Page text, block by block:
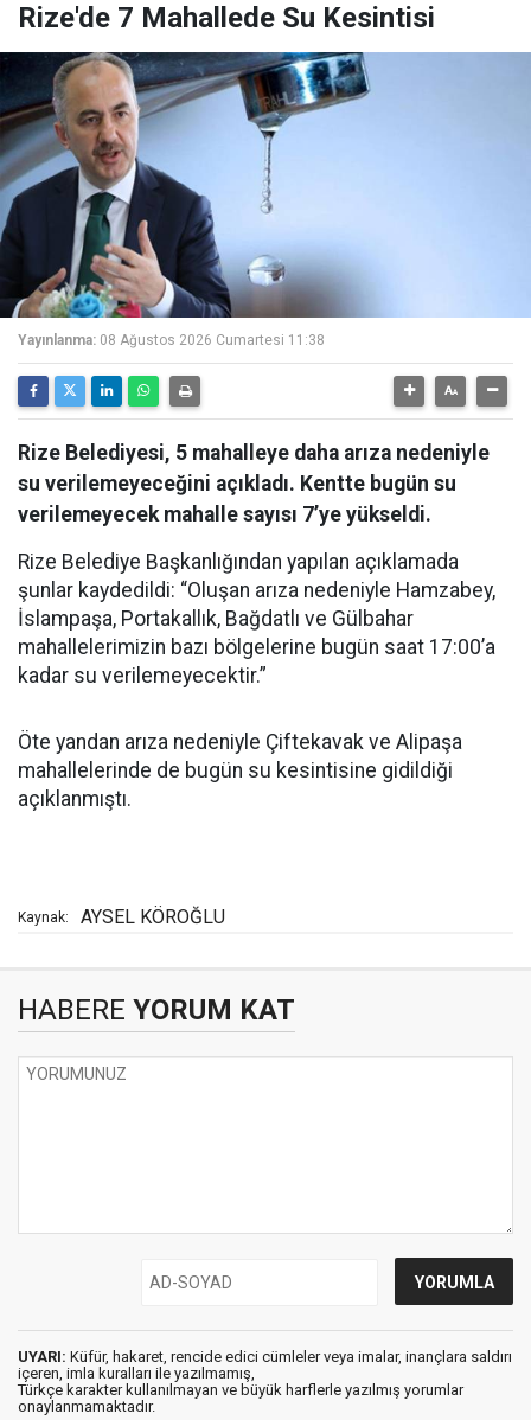
Rize'de 7 Mahallede Su Kesintisi
Yayınlanma: 08 Ağustos 2026 Cumartesi 11:38
Rize Belediyesi, 5 mahalleye daha arıza nedeniyle
su verilemeyeceğini açıkladı. Kentte bugün su
verilemeyecek mahalle sayısı 7’ye yükseldi.
Rize Belediye Başkanlığından yapılan açıklamada
şunlar kaydedildi: “Oluşan arıza nedeniyle Hamzabey,
İslampaşa, Portakallık, Bağdatlı ve Gülbahar
mahallelerimizin bazı bölgelerine bugün saat 17:00’a
kadar su verilemeyecektir.”
Öte yandan arıza nedeniyle Çiftekavak ve Alipaşa
mahallelerinde de bugün su kesintisine gidildiği
açıklanmıştı.
Kaynak: AYSEL KÖROĞLU
HABERE YORUM KAT
UYARI: Küfür, hakaret, rencide edici cümleler veya imalar, inançlara saldırı
içeren, imla kuralları ile yazılmamış,
Türkçe karakter kullanılmayan ve büyük harflerle yazılmış yorumlar
onaylanmamaktadır.